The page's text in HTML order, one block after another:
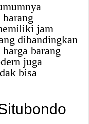
jam
dibandingkan
barang
juga
bisa